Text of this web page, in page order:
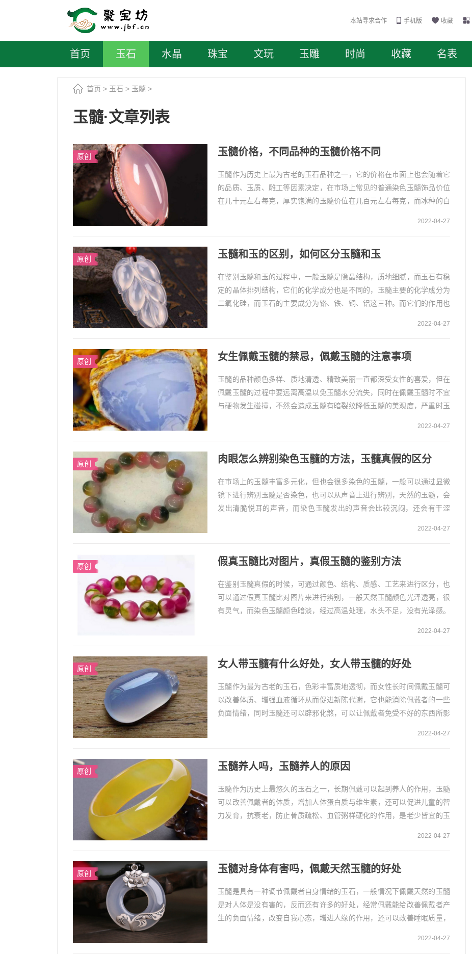
本站寻求合作 手机版 收藏
首页 玉石 水晶 珠宝 文玩 玉雕 时尚 收藏 名表
首页 > 玉石 > 玉髓 >
玉髓·文章列表
原创 玉髓价格，不同品种的玉髓价格不同
玉髓作为历史上最为古老的玉石品种之一，它的价格在市面上也会随着它
的品质、玉质、雕工等因素决定，在市场上常见的普通染色玉髓饰品价位
在几十元左右每克，厚实饱满的玉髓价位在几百元左右每克，而冰种的白
2022-04-27
原创 玉髓和玉的区别，如何区分玉髓和玉
在鉴别玉髓和玉的过程中，一般玉髓是隐晶结构，质地细腻，而玉石有稳
定的晶体排列结构，它们的化学成分也是不同的，玉髓主要的化学成分为
二氧化硅，而玉石的主要成分为铬、铁、铜、铝这三种。而它们的作用也
2022-04-27
原创 女生佩戴玉髓的禁忌，佩戴玉髓的注意事项
玉髓的品种颜色多样、质地清透、精致美丽一直都深受女性的喜爱，但在
佩戴玉髓的过程中要远离高温以免玉髓水分流失，同时在佩戴玉髓时不宜
与硬物发生碰撞，不然会造成玉髓有暗裂纹降低玉髓的美观度，严重时玉
2022-04-27
原创 肉眼怎么辨别染色玉髓的方法，玉髓真假的区分
在市场上的玉髓丰富多元化，但也会很多染色的玉髓，一般可以通过显微
镜下进行辨别玉髓是否染色，也可以从声音上进行辨别，天然的玉髓，会
发出清脆悦耳的声音，而染色玉髓发出的声音会比较沉闷，还会有干涩
2022-04-27
原创 假真玉髓比对图片，真假玉髓的鉴别方法
在鉴别玉髓真假的时候，可通过颜色、结构、质感、工艺来进行区分，也
可以通过假真玉髓比对图片来进行辨别，一般天然玉髓颜色光泽透亮，很
有灵气，而染色玉髓颜色暗淡，经过高温处理，水头不足，没有光泽感。
2022-04-27
原创 女人带玉髓有什么好处，女人带玉髓的好处
玉髓作为最为古老的玉石，色彩丰富质地透彻，而女性长时间佩戴玉髓可
以改善体质、增强血液循环从而促进新陈代谢，它也能消除佩戴者的一些
负面情绪，同时玉髓还可以辟邪化煞，可以让佩戴者免受不好的东西所影
2022-04-27
原创 玉髓养人吗，玉髓养人的原因
玉髓作为历史上最悠久的玉石之一，长期佩戴可以起到养人的作用，玉髓
可以改善佩戴者的体质，增加人体蛋白质与维生素，还可以促进儿童的智
力发育，抗衰老，防止骨质疏松、血管粥样硬化的作用，是老少皆宜的玉
2022-04-27
原创 玉髓对身体有害吗，佩戴天然玉髓的好处
玉髓是具有一种调节佩戴者自身情绪的玉石，一般情况下佩戴天然的玉髓
是对人体是没有害的，反而还有许多的好处，经常佩戴能给改善佩戴者产
生的负面情绪，改变自我心态，增进人缘的作用，还可以改善睡眠质量，
2022-04-27